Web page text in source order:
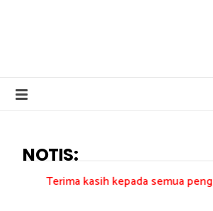
NOTIS:
kasih kepada semua pengundi.......